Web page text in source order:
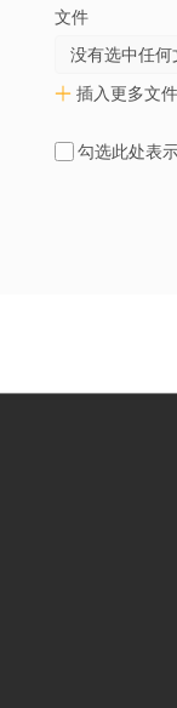
文件
没有选中任何
插入更多文件
勾选此处表